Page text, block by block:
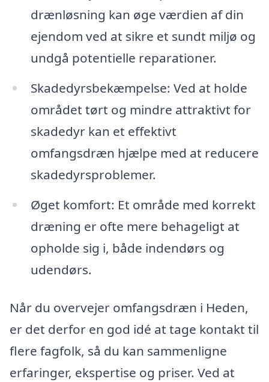
drænløsning kan øge værdien af din
ejendom ved at sikre et sundt miljø og
undgå potentielle reparationer.
Skadedyrsbekæmpelse: Ved at holde
området tørt og mindre attraktivt for
skadedyr kan et effektivt
omfangsdræn hjælpe med at reducere
skadedyrsproblemer.
Øget komfort: Et område med korrekt
dræning er ofte mere behageligt at
opholde sig i, både indendørs og
udendørs.
Når du overvejer omfangsdræn i Heden,
er det derfor en god idé at tage kontakt til
flere fagfolk, så du kan sammenligne
erfaringer, ekspertise og priser. Ved at